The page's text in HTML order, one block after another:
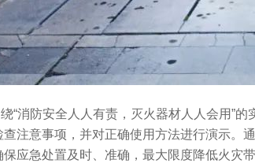
消防安全人人有责，灭火器材人人会用”的
注意事项，并对正确使用方法进行演示。
应急处置及时、准确，最大限度降低火灾